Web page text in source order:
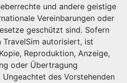
und andere geistige
Vereinbarungen oder
geschützt sind. Sofern
autorisiert, ist
Reproduktion, Anzeige,
oder Übertragung
des Vorstehenden